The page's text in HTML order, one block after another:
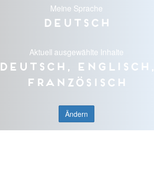
Meine Sprache
Deutsch
Aktuell ausgewählte Inhalte
Deutsch, Englisch,
Französisch
Ändern